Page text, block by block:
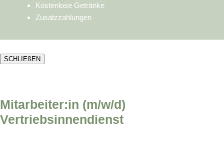
Kostenlose Getränke
Zusatzzahlungen
SCHLIEßEN
Mitarbeiter:in (m/w/d)
Vertriebsinnendienst